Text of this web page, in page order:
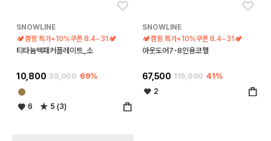
SNOWLINE
🏕️캠핑 특가+10%쿠폰 8.4~31🏕️
티타늄백패커플레이트_소
10,800 35,000 69%
6 5 (3)
SNOWLINE
🏕️캠핑 특가+10%쿠폰 8.4~31🏕️
아웃도어7-8인용코펠
67,500 115,000 41%
2